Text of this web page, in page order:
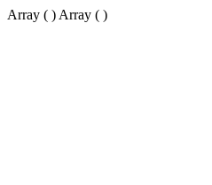
Array ( ) Array ( )